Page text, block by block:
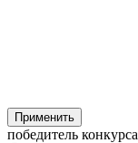
Применить
победитель конкурса